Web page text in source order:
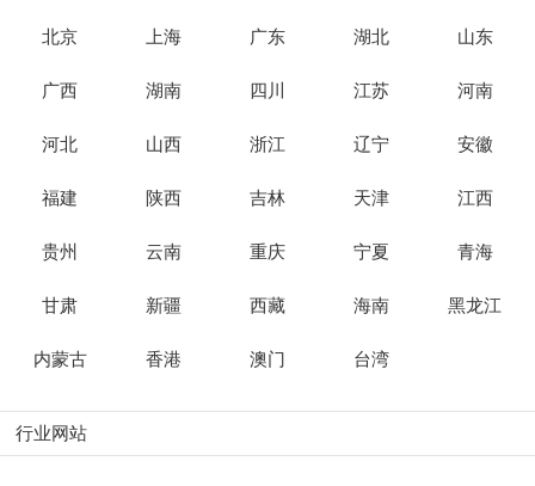
北京 上海 广东 湖北 山东
广西 湖南 四川 江苏 河南
河北 山西 浙江 辽宁 安徽
福建 陕西 吉林 天津 江西
贵州 云南 重庆 宁夏 青海
甘肃 新疆 西藏 海南 黑龙江
内蒙古 香港 澳门 台湾
行业网站